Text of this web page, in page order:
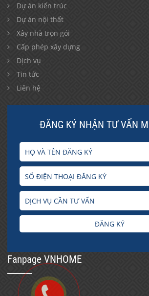
Dự án kiến trúc
Dự án nội thất
Xây nhà trọn gói
Cấp phép xây dựng
Dịch vụ
Tin tức
Liên hệ
ĐĂNG KÝ NHẬN TƯ VẤN
ĐĂNG KÝ
Fanpage VNHOME
window.dataLayer